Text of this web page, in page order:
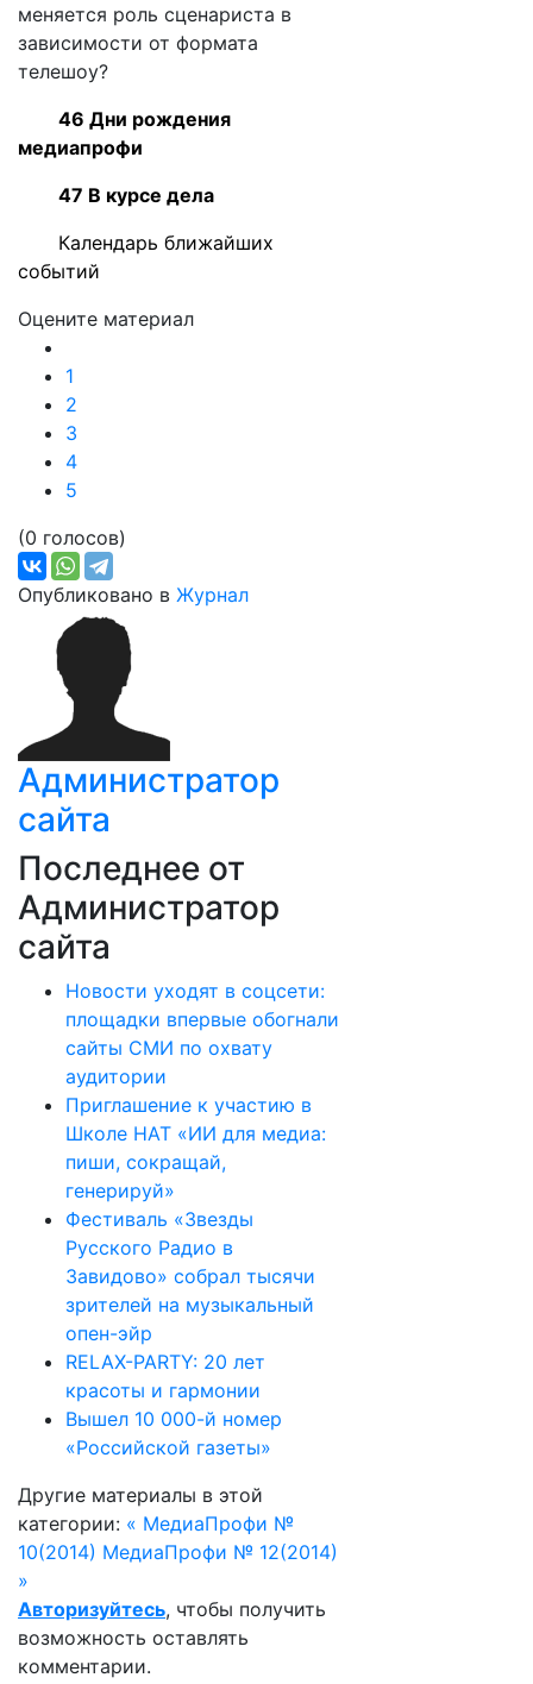
меняется роль сценариста в
зависимости от формата
телешоу?
46 Дни рождения
медиапрофи
47 В курсе дела
Календарь ближайших
событий
Оцените материал
1
2
3
4
5
(0 голосов)
Опубликовано в Журнал
Администратор
сайта
Последнее от
Администратор
сайта
Новости уходят в соцсети:
площадки впервые обогнали
сайты СМИ по охвату
аудитории
Приглашение к участию в
Школе НАТ «ИИ для медиа:
пиши, сокращай,
генерируй»
Фестиваль «Звезды
Русского Радио в
Завидово» собрал тысячи
зрителей на музыкальный
опен-эйр
RELAX-PARTY: 20 лет
красоты и гармонии
Вышел 10 000-й номер
«Российской газеты»
Другие материалы в этой
категории: « МедиаПрофи №
10(2014) МедиаПрофи № 12(2014)
»
Авторизуйтесь, чтобы получить
возможность оставлять
комментарии.